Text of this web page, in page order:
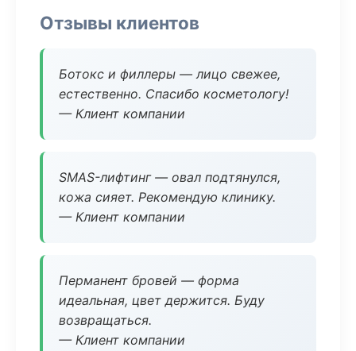
Отзывы клиентов
Ботокс и филлеры — лицо свежее,
естественно. Спасибо косметологу!
— Клиент компании
SMAS-лифтинг — овал подтянулся,
кожа сияет. Рекомендую клинику.
— Клиент компании
Перманент бровей — форма
идеальная, цвет держится. Буду
возвращаться.
— Клиент компании